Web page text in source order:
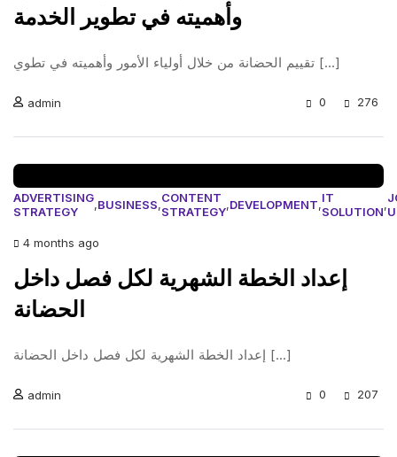
وأهميته في تطوير الخدمة
تقييم الحضانة من خلال أولياء الأمور وأهميته في تطوي [...]
admin 0 276
ADVERTISING
STRATEGY
,BUSINESS,CONTENT
STRATEGY,DEVELOPMENT,IT
SOLUTION,
4 months ago
إعداد الخطة الشهرية لكل فصل داخل
الحضانة
إعداد الخطة الشهرية لكل فصل داخل الحضانة [...]
admin 0 207